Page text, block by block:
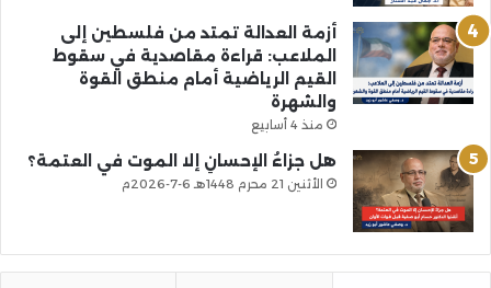
أزمة العدالة تمتد من فلسطين إلى
الملاعب: قراءة مقاصدية في سقوط
القيم الرياضية أمام منطق القوة
والشهرة
منذ 4 أسابيع
هل جزاءُ الإحسانِ إلا الموت في العتمة؟
الأثنين 21 محرم 1448هـ 6-7-2026م